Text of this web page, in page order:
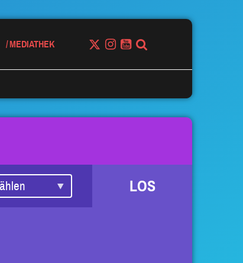
MEDIATHEK
LOS